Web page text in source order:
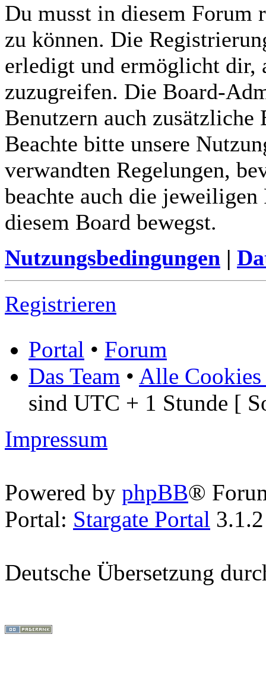
Du musst in diesem Forum
zu können. Die
erledigt und ermöglicht dir,
zuzugreifen. Die Board-
Benutzern auch zusätzliche
Beachte bitte unsere
verwandten Regelungen,
beachte auch die
diesem Board bewegst.
Nutzungsbedingungen |
Registrieren
Portal • Forum
Das Team • Alle Cookies
sind UTC + 1 Stunde [
Impressum
Powered by phpBB®
Portal: Stargate Portal
Deutsche Übersetzung